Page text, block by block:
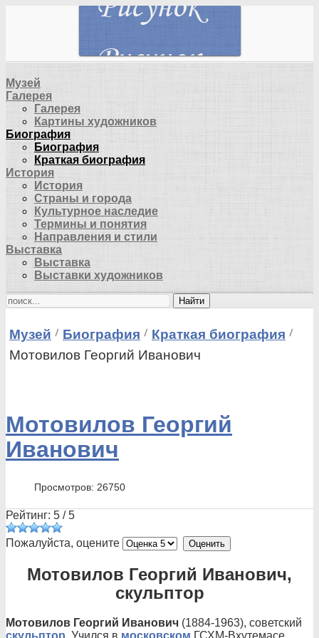
Музей
Галерея
Галерея
Картины художников
Биография
Биография
Краткая биография
История
История
Страны и города
Культурное наследие
Термины и понятия
Направления и стили
Выставка
Выставка
Выставки художников
Найти
Музей Биография
Краткая биография
Мотовилов Георгий Иванович
Мотовилов Георгий
Иванович
Просмотров: 26750
Рейтинг: 5 /5
Пожалуйста, оцените
Мотовилов Георгий Иванович,
скульптор
Мотовилов Георгий Иванович (1884-1963), советский
скульптор . Учился в московском ГСХМ-Вхутемасе